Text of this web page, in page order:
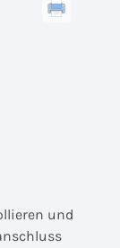
und